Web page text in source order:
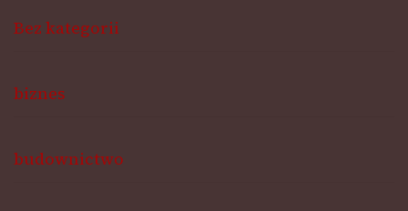
Bez kategorii
biznes
budownictwo